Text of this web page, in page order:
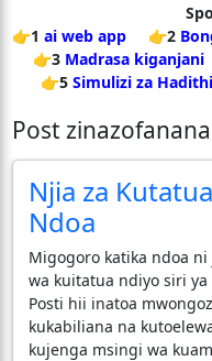
👉1 ai web app 👉2
👉3 Madrasa kiganjani
👉5 Simulizi za
Post
​Njia za
Ndoa
​Migogoro katika ndoa
wa kuitatua ndiyo siri
Posti hii inatoa
kukabiliana na
kujenga msingi wa